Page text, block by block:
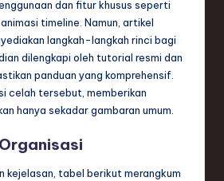
dan fitur khusus seperti
timeline. Namun, artikel
langkah-langkah rinci bagi
dilengkapi oleh tutorial resmi dan
panduan yang komprehensif.
celah tersebut, memberikan
hanya sekadar gambaran umum.
kejelasan, tabel berikut merangkum